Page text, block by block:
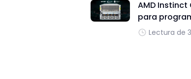
AMD
para
Lectura de